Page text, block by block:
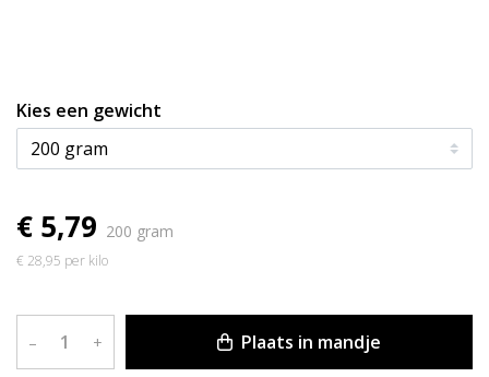
Kies een gewicht
€ 5,79 200 gram
€ 28,95 per kilo
– + Plaats in mandje